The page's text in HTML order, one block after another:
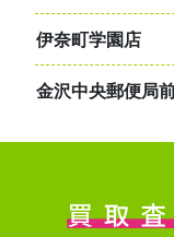
伊奈町学園店
金沢中央郵便局